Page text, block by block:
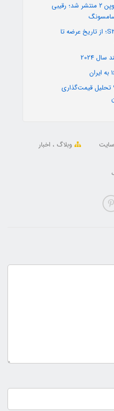
تصاویر رسمی وان‌پلاس اوپن ۲ منتشر شد؛ رقیبی
همه‌چیز درباره گلکسی S25؛ از تاریخ عرضه تا
2024
تحلیل قیمت‌گذاری
وبلاگ
اخبار